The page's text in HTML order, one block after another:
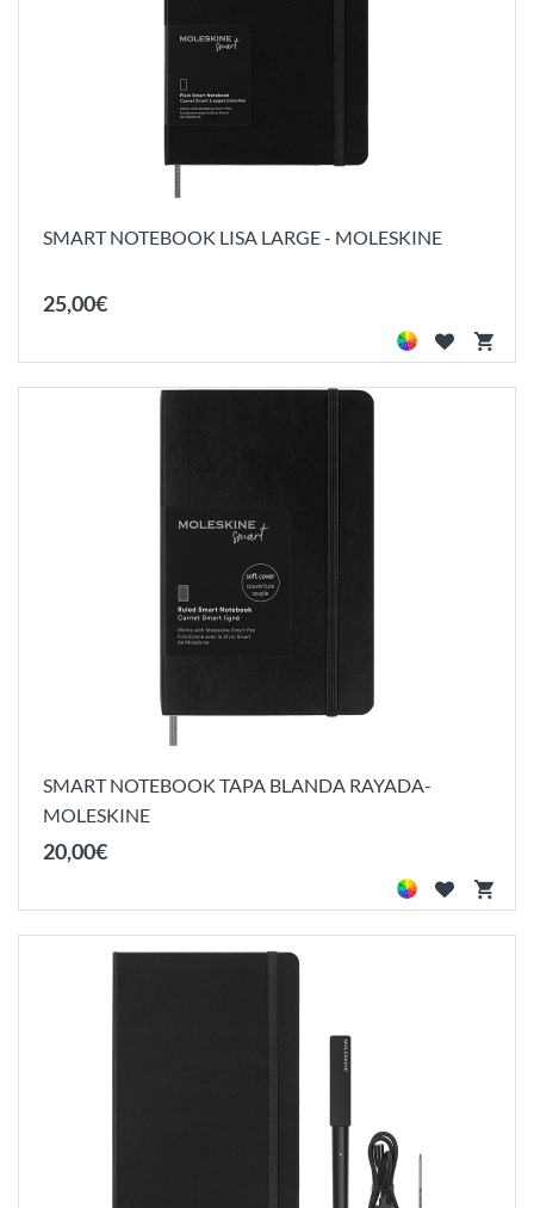
SMART NOTEBOOK LISA LARGE - MOLESKINE
25,00€
SMART NOTEBOOK TAPA BLANDA RAYADA-
MOLESKINE
20,00€